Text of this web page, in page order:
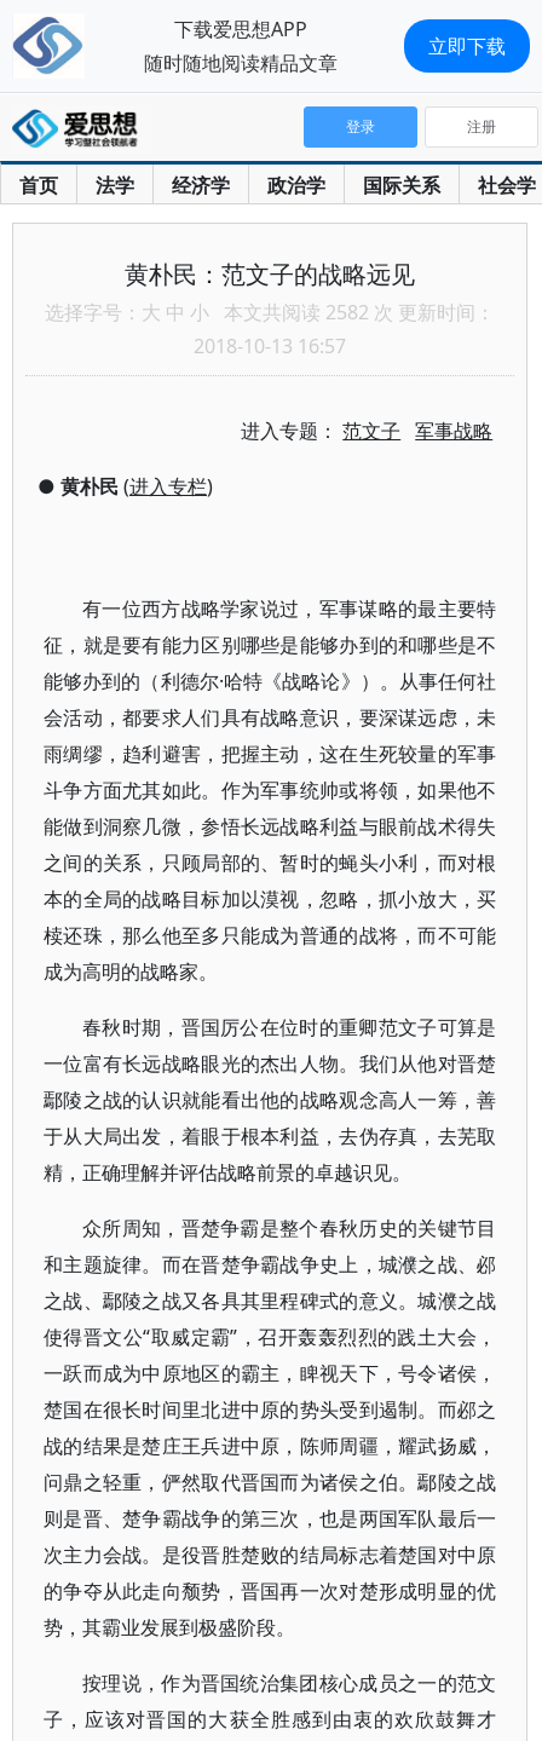
首页 法学 经济学 政治学 国际关系 社会学
登录 注册
黄朴民：范文子的战略远见
选择字号： 大 中 小 本文共阅读 2582 次 更新时间：
2018-10-13 16:57
进入专题：范文子 军事战略
● 黄朴民(进入专栏)
有一位西方战略学家说过，军事谋略的最主要特
征，就是要有能力区别哪些是能够办到的和哪些是不
能够办到的（利德尔·哈特《战略论》）。从事任何社
会活动，都要求人们具有战略意识，要深谋远虑，未
雨绸缪，趋利避害，把握主动，这在生死较量的军事
斗争方面尤其如此。作为军事统帅或将领，如果他不
能做到洞察几微，参悟长远战略利益与眼前战术得失
之间的关系，只顾局部的、暂时的蝇头小利，而对根
本的全局的战略目标加以漠视，忽略，抓小放大，买
椟还珠，那么他至多只能成为普通的战将，而不可能
成为高明的战略家。
春秋时期，晋国厉公在位时的重卿范文子可算是
一位富有长远战略眼光的杰出人物。我们从他对晋楚
鄢陵之战的认识就能看出他的战略观念高人一筹，善
于从大局出发，着眼于根本利益，去伪存真，去芜取
精，正确理解并评估战略前景的卓越识见。
众所周知，晋楚争霸是整个春秋历史的关键节目
和主题旋律。而在晋楚争霸战争史上，城濮之战、邲
之战、鄢陵之战又各具其里程碑式的意义。城濮之战
使得晋文公“取威定霸”，召开轰轰烈烈的践土大会，
一跃而成为中原地区的霸主，睥视天下，号令诸侯，
楚国在很长时间里北进中原的势头受到遏制。而邲之
战的结果是楚庄王兵进中原，陈师周疆，耀武扬威，
问鼎之轻重，俨然取代晋国而为诸侯之伯。鄢陵之战
则是晋、楚争霸战争的第三次，也是两国军队最后一
次主力会战。是役晋胜楚败的结局标志着楚国对中原
的争夺从此走向颓势，晋国再一次对楚形成明显的优
势，其霸业发展到极盛阶段。
按理说，作为晋国统治集团核心成员之一的范文
子，应该对晋国的大获全胜感到由衷的欢欣鼓舞才
下载爱思想APP
随时随地阅读精品文章
立即下载